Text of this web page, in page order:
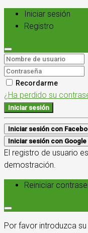
Iniciar sesión
Registro
Recordarme
¿Ha perdido su
Iniciar sesión
Iniciar sesión con
Iniciar sesión con Google
El registro de usuario
demostración.
Reiniciar
Por favor introduzca